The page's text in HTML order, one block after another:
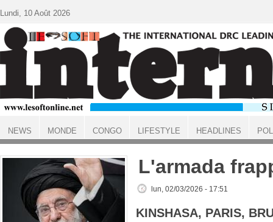
ACCUEIL
L'armada
lun, 02/03/2026 - 17:51
KINSHASA, PARIS,
Lundi, 10 Août 2026
NEWS MONDE CONGO LIFESTYLE HEADLINES